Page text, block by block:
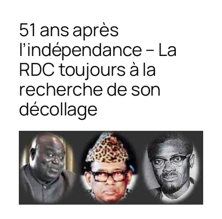
51 ans après
l’indépendance – La
RDC toujours à la
recherche de son
décollage